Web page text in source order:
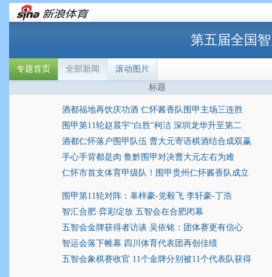
第五届全国
专题首页 全部新闻
滚动图片
标题
酒都福地再饮庆功酒 仁怀酱香队围甲主场三连胜
围甲第11轮赵晨宇“白胜”柯洁 深圳龙华升至第二
酒都仁怀落户围甲队伍 曹大元寄语棋酒结合成双赢
手心手背都是肉 鲁黔围甲对决曹大元左右为难
仁怀市首支体育甲级队！围甲贵州仁怀酱香队成立
围甲第11轮对阵：辜梓豪-党毅飞 李轩豪-丁浩
智汇合肥·弈彩绽放 五智会在合肥闭幕
五智会金牌获得者访谈 吴依铭：团体赛更有信心
智运会落下帷幕 四川体育代表团再创佳绩
五智会象棋赛收官 11个金牌分别被11个代表队获得